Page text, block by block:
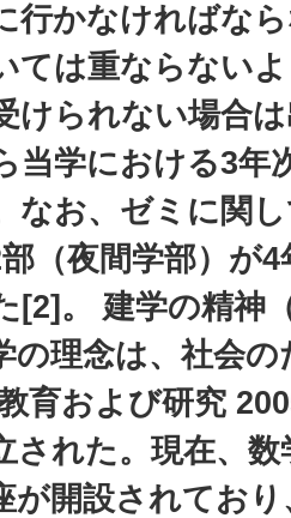
行かなければな
ては重ならない
けられない場合
当学における3年
なお、ゼミに関
（夜間学部）が
[2]。 建学の精神
の理念は、社会
育および研究
された。現在、
が開設されてお